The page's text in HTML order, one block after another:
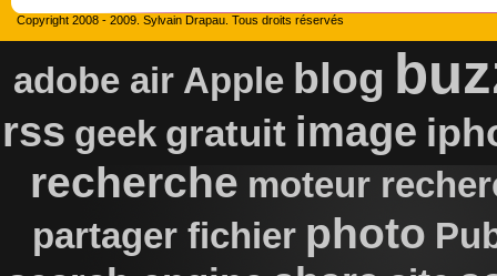
Copyright 2008 - 2009. Sylvain Drapau. Tous droits réservés
adobe air Apple blog
rss geek gratuit image
recherche moteur
partager fichier photo